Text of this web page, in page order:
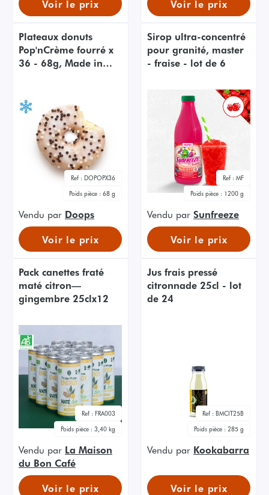
Voir le prix Voir le prix
Plateaux donuts
Pop'nCrème fourré x
36 - 68g, Made in
Ref : DOPOPX36
Poids pièce : 68 g
Vendu par Doops
Voir le prix
Sirop ultra-concentré
pour granité, master
- fraise - lot de 6
Ref : MF
Poids pièce : 1200 g
Vendu par Sunfreeze
Voir le prix
Pack canettes fraté
maté citron—
gingembre 25clx12
Ref : FRA003
Poids pièce : 3,40 kg
Vendu par La Maison
du Bon Café
Voir le prix
Jus frais pressé
citronnade 25cl - lot
de 24
Ref : BMCIT25B
Poids pièce : 285 g
Vendu par Kookabarra
Voir le prix